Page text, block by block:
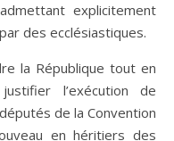
explicitement
des ecclésiastiques.
la République tout en
l’exécution de
de la Convention
en héritiers des